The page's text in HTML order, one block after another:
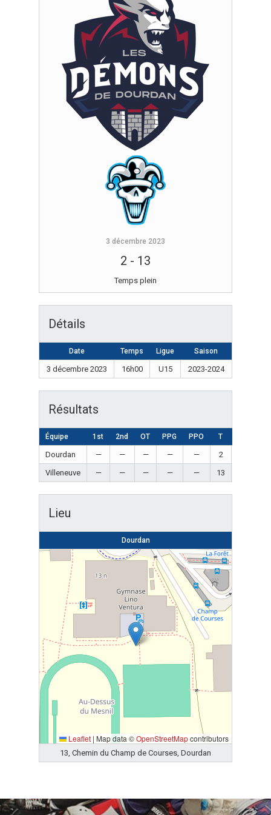
3 décembre 2023
2 - 13
Temps plein
Détails
Date Temps Ligue Saison
3 décembre 2023 16h00 U15 2023-2024
Résultats
Équipe 1st 2nd OT PPG PPO T
Dourdan — — — — — 2
Villeneuve
— — — — — 13
Lieu
Dourdan
Leaflet | Map data ©OpenStreetMapcontributors
13, Chemin du Champ de Courses, Dourdan